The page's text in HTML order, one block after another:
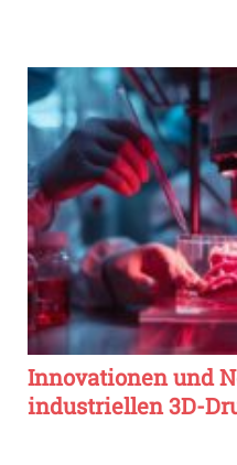
Innovationen und
industriellen 3D-